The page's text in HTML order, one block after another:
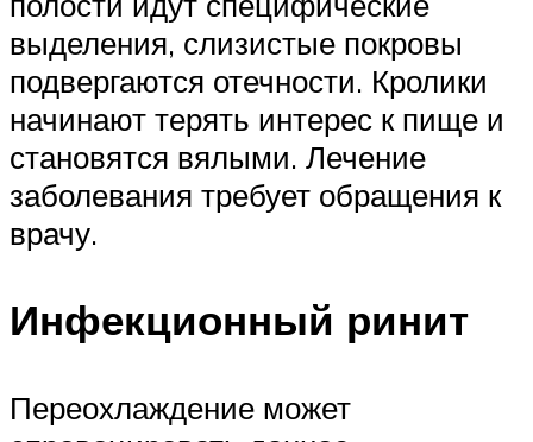
выделения, слизистые покровы
подвергаются отечности. Кролики
начинают терять интерес к пище и
становятся вялыми. Лечение
заболевания требует обращения к
врачу.
Инфекционный ринит
Переохлаждение может